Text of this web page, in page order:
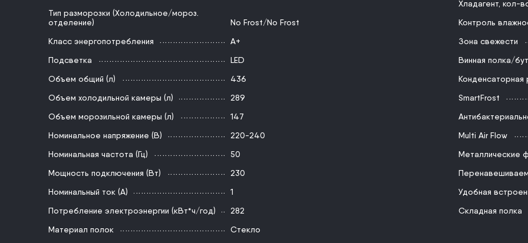
Тип разморозки (Холодильное/мороз.
отделение)
No Frost/No Frost
Класс энергопотребления
A+
Подсветка
LED
Объем общий (л)
436
Объем холодильной камеры (л)
289
Объем морозильной камеры (л)
147
Номинальное напряжение (В)
220-240
Номинальная частота (Гц)
50
Мощность подключения (Вт)
230
Номинальный ток (А)
1
Потребление электроэнергии (кВт*ч/год)
282
Материал полок
Стекло
Хладагент, кол-
Контроль
Зона свежести
Винная полка/
Конденсаторная
SmartFrost
Multi Air Flow
Металлические
Удобная
Складная полка